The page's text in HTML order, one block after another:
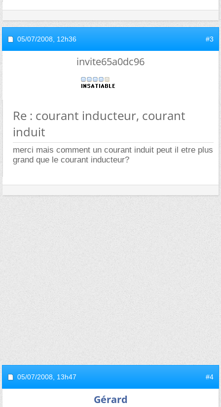
05/07/2008, 12h36 #3
invite65a0dc96
Re : courant inducteur, courant
induit
merci mais comment un courant induit peut il etre plus
grand que le courant inducteur?
05/07/2008, 13h47 #4
Gérard